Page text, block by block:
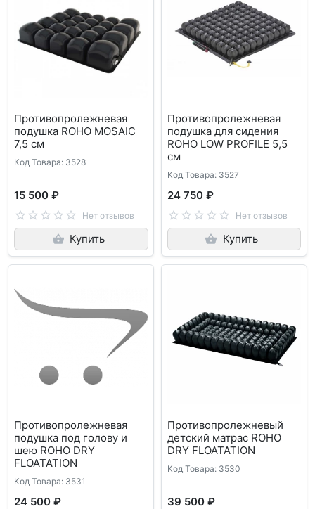
Противопролежневая
подушка ROHO MOSAIC
7,5 см
Код Товара: 3528
15 500 ₽
Нет отзывов
Купить
Противопролежневая
подушка для сидения
ROHO LOW PROFILE 5,5
см
Код Товара: 3527
24 750 ₽
Нет отзывов
Купить
Противопролежневая
подушка под голову и
шею ROHO DRY
FLOATATION
Код Товара: 3531
24 500 ₽
Противопролежневый
детский матрас ROHO
DRY FLOATATION
Код Товара: 3530
39 500 ₽